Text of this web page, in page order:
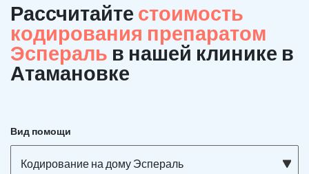
Рассчитайте стоимость
кодирования препаратом
Эспераль в нашей клинике в
Атамановке
Вид помощи
Кодирование на дому Эспераль